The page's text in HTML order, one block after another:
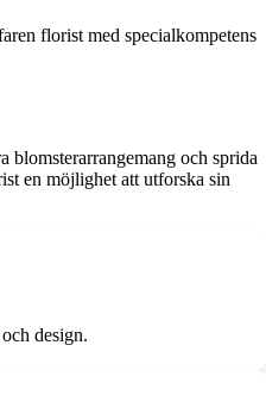
florist med specialkompetens
och sprida
en möjlighet att utforska sin
design.